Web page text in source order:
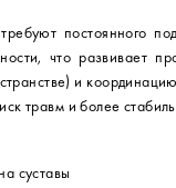
постоянного
что развивает
и
травм и более
суставы